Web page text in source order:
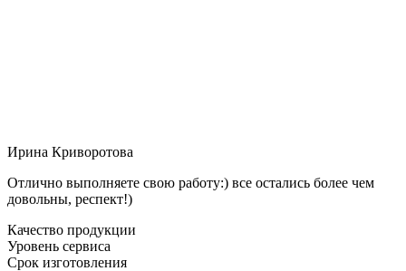
Ирина Криворотова
Отлично выполняете свою работу:) все остались более чем
довольны, респект!)
Качество продукции
Уровень сервиса
Срок изготовления